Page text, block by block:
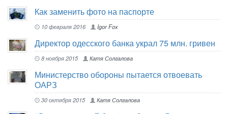
Как заменить фото на паспорте
10 февраля 2016 Igor Fox
Директор одесского банка украл 75 млн. гривен
8 ноября 2015 Катя Солгалова
Министерство обороны пытается отвоевать
ОАРЗ
30 октября 2015 Катя Солгалова